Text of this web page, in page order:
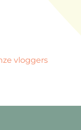
vloggers